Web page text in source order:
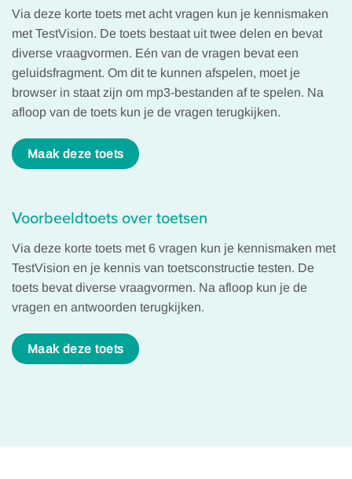
Via deze korte toets met acht vragen kun je kennismaken
met TestVision. De toets bestaat uit twee delen en bevat
diverse vraagvormen. Eén van de vragen bevat een
geluidsfragment. Om dit te kunnen afspelen, moet je
browser in staat zijn om mp3-bestanden af te spelen. Na
afloop van de toets kun je de vragen terugkijken.
Maak deze toets
Voorbeeldtoets over toetsen
Via deze korte toets met 6 vragen kun je kennismaken met
TestVision en je kennis van toetsconstructie testen. De
toets bevat diverse vraagvormen. Na afloop kun je de
vragen en antwoorden terugkijken.
Maak deze toets